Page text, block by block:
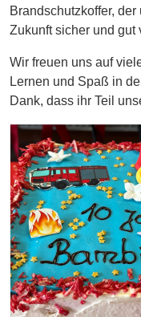
Brandschutzkoffer,
Zukunft sicher und gut
Wir freuen uns auf
Lernen und Spaß in
Dank, dass ihr Teil